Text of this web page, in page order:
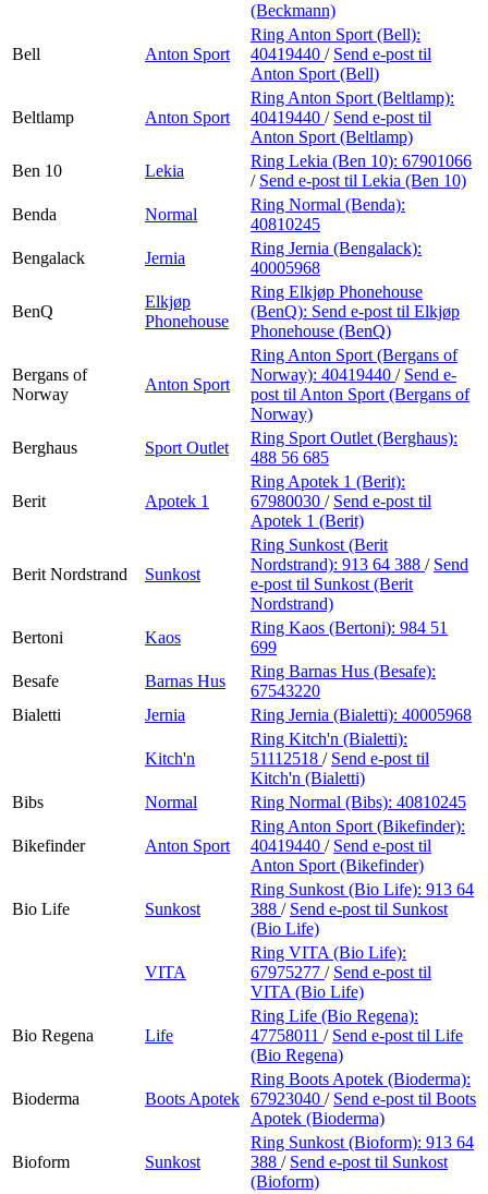
(Beckmann)
Bell Anton Sport
Ring Anton Sport (Bell):
40419440 / Send e-post til
Anton Sport (Bell)
Beltlamp Anton Sport
Ring Anton Sport (Beltlamp):
40419440 / Send e-post til
Anton Sport (Beltlamp)
Ben 10
Lekia
Ring Lekia (Ben 10): 67901066
/ Send e-post til Lekia (Ben 10)
Benda
Normal
Ring Normal (Benda):
40810245
Bengalack
Jernia
Ring Jernia (Bengalack):
40005968
BenQ
Elkjøp
Phonehouse
Ring Elkjøp Phonehouse
(BenQ): Send e-post til Elkjøp
Phonehouse (BenQ)
Bergans of
Norway
Anton Sport
Ring Anton Sport (Bergans of
Norway): 40419440 / Send e-
post til Anton Sport (Bergans of
Norway)
Berghaus
Sport Outlet
Ring Sport Outlet (Berghaus):
488 56 685
Berit Apotek 1
Ring Apotek 1 (Berit):
67980030 / Send e-post til
Apotek 1 (Berit)
Berit Nordstrand Sunkost
Ring Sunkost (Berit
Nordstrand): 913 64 388 / Send
e-post til Sunkost (Berit
Nordstrand)
Bertoni
Kaos
Ring Kaos (Bertoni): 984 51
699
Besafe
Barnas Hus
Ring Barnas Hus (Besafe):
67543220
Bialetti
Jernia Ring Jernia (Bialetti): 40005968
Kitch'n
Ring Kitch'n (Bialetti):
51112518 / Send e-post til
Kitch'n (Bialetti)
Bibs
Normal Ring Normal (Bibs): 40810245
Bikefinder Anton Sport
Ring Anton Sport (Bikefinder):
40419440 / Send e-post til
Anton Sport (Bikefinder)
Bio Life Sunkost
Ring Sunkost (Bio Life): 913 64
388 / Send e-post til Sunkost
(Bio Life)
VITA
Ring VITA (Bio Life):
67975277 / Send e-post til
VITA (Bio Life)
Bio Regena Life
Ring Life (Bio Regena):
47758011 / Send e-post til Life
(Bio Regena)
Bioderma Boots Apotek
Ring Boots Apotek (Bioderma):
67923040 / Send e-post til Boots
Apotek (Bioderma)
Bioform Sunkost
Ring Sunkost (Bioform): 913 64
388 / Send e-post til Sunkost
(Bioform)